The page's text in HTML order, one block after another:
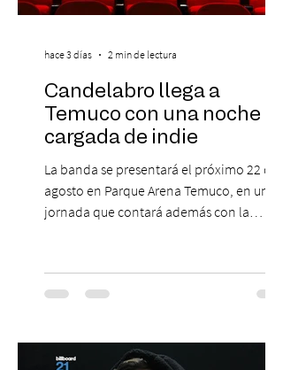
Candelabro llega a
Temuco con una noche
cargada de indie
La banda se presentará el próximo 22 de
agosto en Parque Arena Temuco, en una
jornada que contará además con la
agosto, el Parque Arena Temuco será
escenario de una noche dedicada al indie
banda que llegará a la capital de La
Araucanía para ofrecer un show cargado
hace 3 días 2 min de lectura